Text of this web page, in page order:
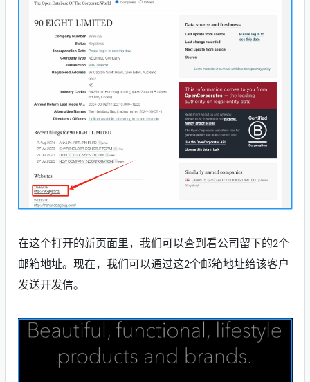
在这个打开的新页面里，我们可以查到看公司留下的2个
邮箱地址。现在，我们可以通过这2个邮箱地址给该客户
发送开发信。